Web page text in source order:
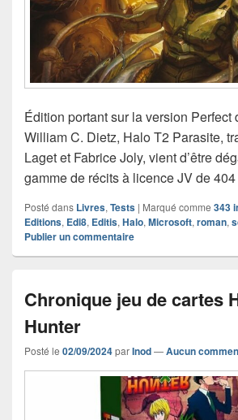
Édition portant sur la version Perfect
William C. Dietz, Halo T2 Parasite,
Laget et Fabrice Joly, vient d’être
gamme de récits à licence JV de
Posté dans Livres, Tests | Marqué comme 343
Editions, Edi8, Editis, Halo, Microsoft, roman,
Publier un commentaire
Chronique jeu de cartes
Hunter
Posté le 02/09/2024parInod—Aucun